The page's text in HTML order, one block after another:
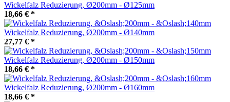
Wickelfalz Reduzierung, Ø200mm - Ø125mm
18,66 € *
Wickelfalz Reduzierung, Ø200mm - Ø140mm
27,77 € *
Wickelfalz Reduzierung, Ø200mm - Ø150mm
18,66 € *
Wickelfalz Reduzierung, Ø200mm - Ø160mm
18,66 € *